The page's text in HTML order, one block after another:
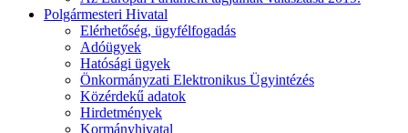
Polgármesteri Hivatal
Elérhetőség, ügyfélfogadás
Adóügyek
Hatósági ügyek
Önkormányzati Elektronikus Ügyintézés
Közérdekű adatok
Hirdetmények
Kormányhivatal